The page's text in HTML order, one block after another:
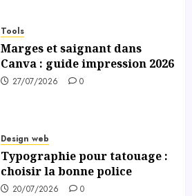
Tools
Marges et saignant dans
Canva : guide impression 2026
27/07/2026 0
Design web
Typographie pour tatouage :
choisir la bonne police
20/07/2026 0